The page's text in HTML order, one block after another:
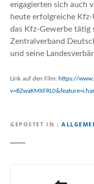
engagierten sich auch
heute erfolgreiche
das Kfz-Gewerbe tätig
Zentralverband
und seine
Link auf den Film: https://
GEPOSTET IN